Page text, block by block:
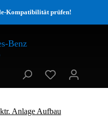
Kompatibilität prüfen!
Anlage Aufbau